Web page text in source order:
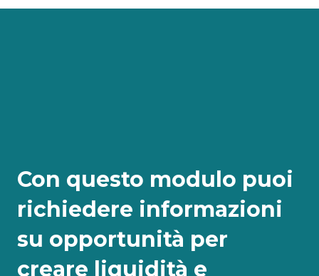
Con questo modulo puoi
richiedere informazioni
su opportunità per
creare liquidità e